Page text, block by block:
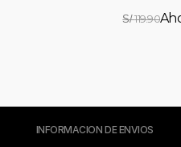
S/119.90
INFORMACION DE ENVIOS